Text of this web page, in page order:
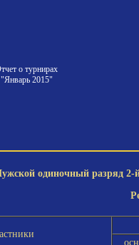
о турнирах
"Январь 2015"
одиночный разряд 2-